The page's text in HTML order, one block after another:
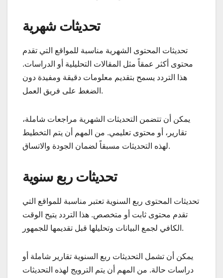
تحديثات شهرية
تحديثات المحتوى الشهرية مناسبة للمواقع التي تقدم
محتوى أكثر عمقاً مثل المقالات التحليلية أو الدراسات.
هذا التردد يسمح بتقديم معلومات دقيقة ومفيدة دون
الضغط على فريق العمل.
يمكن أن تتضمن التحديثات الشهرية مراجعات شاملة،
تقارير، أو محتوى تعليمي. من المهم أن يتم التخطيط
لهذه التحديثات مسبقاً لضمان الجودة والاتساق.
تحديثات ربع سنوية
تحديثات المحتوى ربع السنوية تعتبر مناسبة للمواقع التي
تقدم محتوى ثابت أو متخصص. هذا التردد يتيح الوقت
الكافي لجمع البيانات وتحليلها قبل تقديمها للجمهور.
يمكن أن تشمل التحديثات ربع السنوية تقارير شاملة أو
دراسات حالة. من المهم أن يتم الترويج لهذه التحديثات